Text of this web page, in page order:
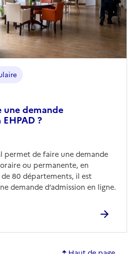
demande
?
permet de faire une demande
ou permanente, en
de 80 départements, il est
demande d’admission en ligne.